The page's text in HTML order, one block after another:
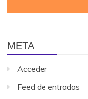
META
Acceder
Feed de entradas